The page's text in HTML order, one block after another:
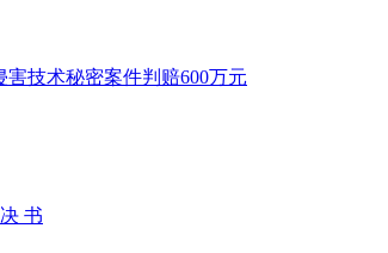
技术秘密案件判赔600万元
书